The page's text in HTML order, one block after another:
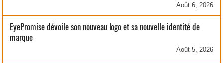
Août 6, 2026
EyePromise dévoile son nouveau logo et sa nouvelle identité de
marque
Août 5, 2026